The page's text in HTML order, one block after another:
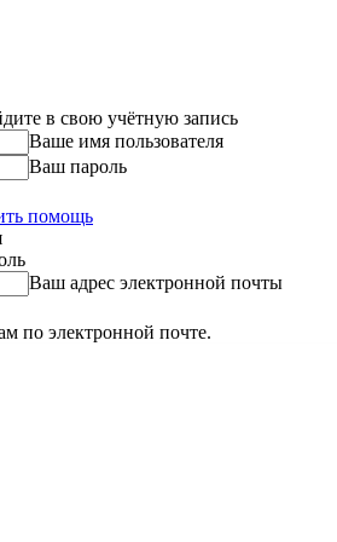
в свою учётную запись
Ваше имя пользователя
Ваш пароль
помощь
Ваш адрес электронной почты
по электронной почте.